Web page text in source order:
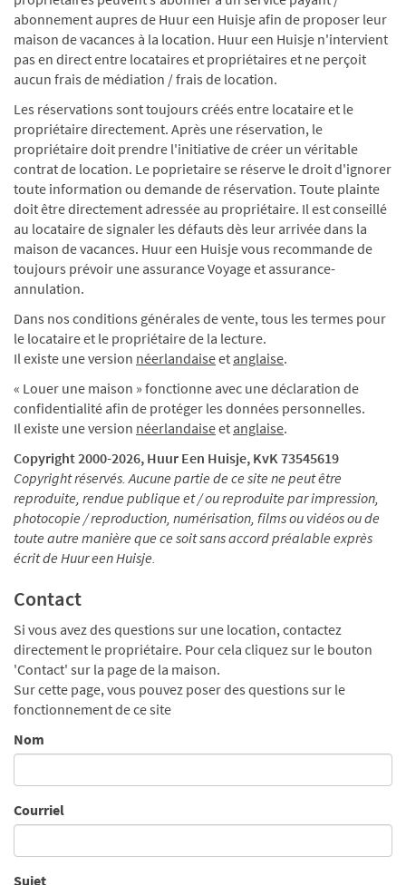
abonnement aupres de Huur een Huisje afin de proposer leur
maison de vacances à la location. Huur een Huisje n'intervient
pas en direct entre locataires et propriétaires et ne perçoit
aucun frais de médiation / frais de location.
Les réservations sont toujours créés entre locataire et le
propriétaire directement. Après une réservation, le
propriétaire doit prendre l'initiative de créer un véritable
contrat de location. Le poprietaire se réserve le droit d'ignorer
toute information ou demande de réservation. Toute plainte
doit être directement adressée au propriétaire. Il est conseillé
au locataire de signaler les défauts dès leur arrivée dans la
maison de vacances. Huur een Huisje vous recommande de
toujours prévoir une assurance Voyage et assurance-
annulation.
Dans nos conditions générales de vente, tous les termes pour
le locataire et le propriétaire de la lecture.
Il existe une version néerlandaiseet anglaise.
« Louer une maison » fonctionne avec une déclaration de
confidentialité afin de protéger les données personnelles.
Il existe une version néerlandaiseet anglaise.
Copyright 2000-2026, Huur Een Huisje, KvK 73545619
Copyright réservés. Aucune partie de ce site ne peut être
reproduite, rendue publique et / ou reproduite par impression,
photocopie / reproduction, numérisation, films ou vidéos ou de
toute autre manière que ce soit sans accord préalable exprès
écrit de Huur een Huisje.
Contact
Si vous avez des questions sur une location, contactez
directement le propriétaire. Pour cela cliquez sur le bouton
'Contact' sur la page de la maison.
Sur cette page, vous pouvez poser des questions sur le
fonctionnement de ce site
Nom
Courriel
Sujet